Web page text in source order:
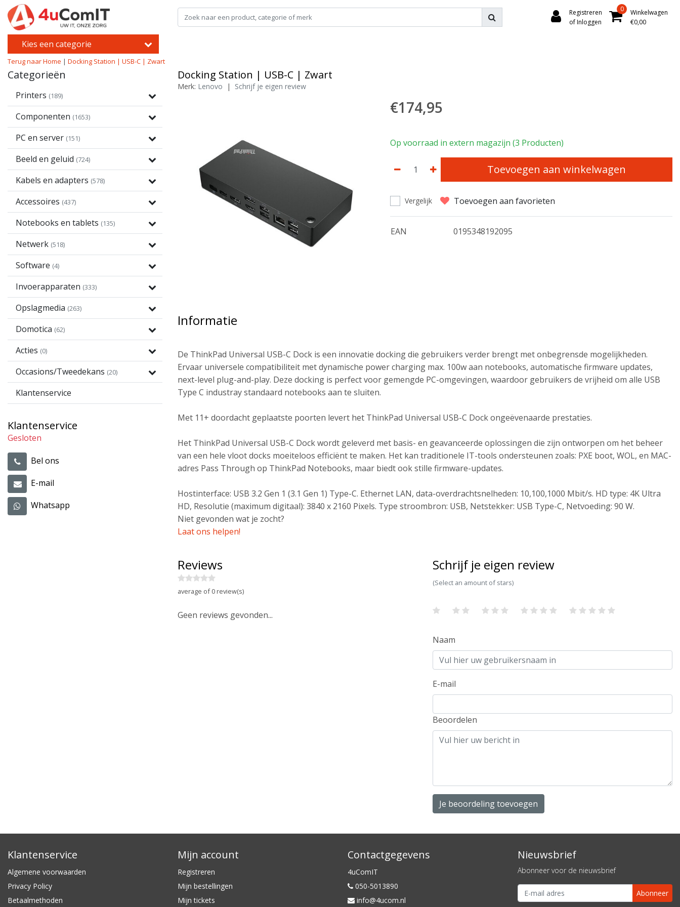
Registreren
of Inloggen
0
Winkelwagen
€0,00
Kies een categorie
Terug naar Home | Docking Station | USB-C | Zwart
Categorieën
Printers (189)
Componenten (1653)
PC en server (151)
Beeld en geluid (724)
Kabels en adapters (578)
Accessoires (437)
Notebooks en tablets (135)
Netwerk (518)
Software (4)
Invoerapparaten (333)
Opslagmedia (263)
Domotica (62)
Acties (0)
Occasions/Tweedekans (20)
Klantenservice
Klantenservice
Gesloten
Bel ons
E-mail
Whatsapp
Docking Station | USB-C | Zwart
Merk: Lenovo | Schrijf je eigen review
€174,95
Op voorraad in extern magazijn (3 Producten)
Toevoegen aan winkelwagen
Vergelijk Toevoegen aan favorieten
EAN 0195348192095
Informatie
De ThinkPad Universal USB-C Dock is een innovatie docking die gebruikers verder brengt met onbegrensde mogelijkheden.
Ervaar universele compatibiliteit met dynamische power charging max. 100w aan notebooks, automatische firmware updates,
next-level plug-and-play. Deze docking is perfect voor gemengde PC-omgevingen, waardoor gebruikers de vrijheid om alle USB
Type C industray standaard notebooks aan te sluiten.
Met 11+ doordacht geplaatste poorten levert het ThinkPad Universal USB-C Dock ongeëvenaarde prestaties.
Het ThinkPad Universal USB-C Dock wordt geleverd met basis- en geavanceerde oplossingen die zijn ontworpen om het beheer
van een hele vloot docks moeiteloos efficiënt te maken. Het kan traditionele IT-tools ondersteunen zoals: PXE boot, WOL, en MAC-
adres Pass Through op ThinkPad Notebooks, maar biedt ook stille firmware-updates.
Hostinterface: USB 3.2 Gen 1 (3.1 Gen 1) Type-C. Ethernet LAN, data-overdrachtsnelheden: 10,100,1000 Mbit/s. HD type: 4K Ultra
HD, Resolutie (maximum digitaal): 3840 x 2160 Pixels. Type stroombron: USB, Netstekker: USB Type-C, Netvoeding: 90 W.
Niet gevonden wat je zocht?
Laat ons helpen!
Reviews
average of 0 review(s)
Geen reviews gevonden...
Schrijf je eigen review
(Select an amount of stars)
Naam
E-mail
Beoordelen
Je beoordeling toevoegen
Klantenservice
Algemene voorwaarden
Privacy Policy
Betaalmethoden
Mijn account
Registreren
Mijn bestellingen
Mijn tickets
Contactgegevens
4uComIT
050-5013890
info@4ucom.nl
Nieuwsbrief
Abonneer voor de nieuwsbrief
Abonneer